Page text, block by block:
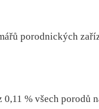
porodnických
% všech porodů